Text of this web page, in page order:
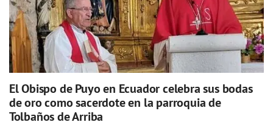
El Obispo de Puyo en Ecuador celebra sus bodas
de oro como sacerdote en la parroquia de
Tolbaños de Arriba